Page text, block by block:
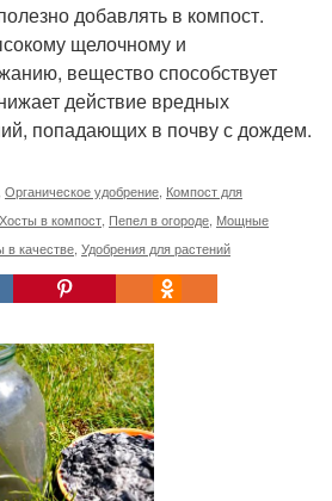
добавлять в компост.
щелочному и
вещество способствует
действие вредных
попадающих в почву с дождем.
Органическое удобрение, Компост для
Хосты в компост, Пепел в огороде, Мощные
в качестве, Удобрения для растений